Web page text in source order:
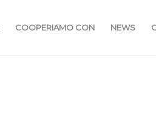
COOPERIAMO CON NEWS